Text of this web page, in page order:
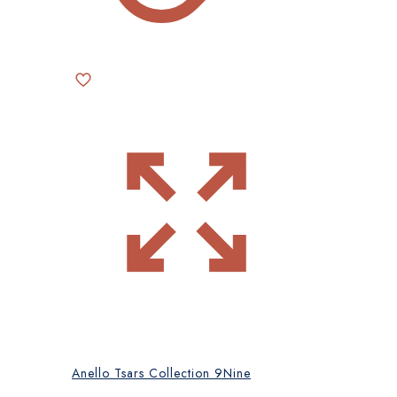
Anello Tsars Collection 9Nine